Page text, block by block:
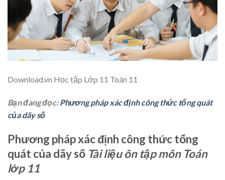
Download.vn Học tập Lớp 11 Toán 11
Bạn đang đọc:Phương pháp xác định công thức tổng quát
của dãy số
Phương pháp xác định công thức tổng
quát của dãy số Tài liệu ôn tập môn Toán
lớp 11